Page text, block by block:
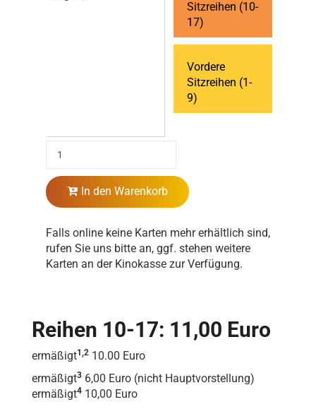
Sitzreihen (10-
17)
Vordere
Sitzreihen (1-
9)
In den Warenkorb
Falls online keine Karten mehr erhältlich sind,
rufen Sie uns bitte an, ggf. stehen weitere
Karten an der Kinokasse zur Verfügung.
Reihen 10-17: 11,00 Euro
ermäßigt1,2 10.00 Euro
ermäßigt3 6,00 Euro (nicht Hauptvorstellung)
ermäßigt4 10,00 Euro